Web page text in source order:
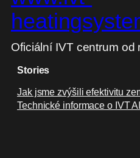
Oficiální IVT centrum od
Stories
Jak jsme zvýšili efektivitu
Technické informace o IVT